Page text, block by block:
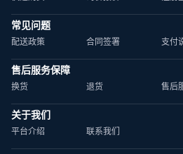
常见问题
配送政策 合同签署 支付
售后服务保障
换货 退货 售后
关于我们
平台介绍 联系我们